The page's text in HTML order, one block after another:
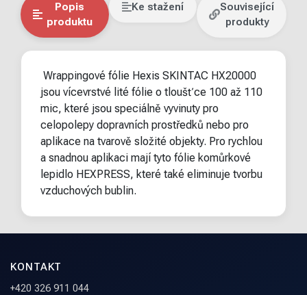
Popis
produktu
Ke stažení
Související
produkty
Wrappingové fólie Hexis SKINTAC HX20000
jsou vícevrstvé lité fólie o tloušťce 100 až 110
mic, které jsou speciálně vyvinuty pro
celopolepy dopravních prostředků nebo pro
aplikace na tvarově složité objekty. Pro rychlou
a snadnou aplikaci mají tyto fólie komůrkové
lepidlo HEXPRESS, které také eliminuje tvorbu
vzduchových bublin.
KONTAKT
+420 326 911 044